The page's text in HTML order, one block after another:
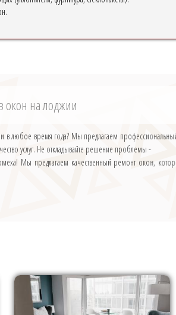
окон на лоджии
в любое время года? Мы предлагаем
услуг. Не откладывайте решение проблемы -
Мы предлагаем качественный ремонт окон,